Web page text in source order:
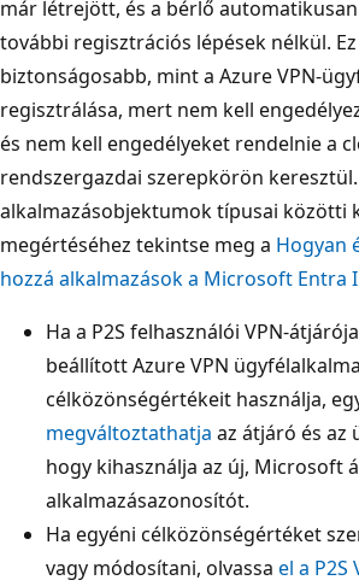
már létrejött, és a bérlő
további regisztrációs lépések nélkül.
biztonságosabb, mint a Azure VPN-
regisztrálása, mert nem kell
és nem kell engedélyeket rendelnie a
rendszergazdai szerepkörön keresztül.
alkalmazásobjektumok típusai közötti
megértéséhez tekintse meg a Hogyan
hozzá alkalmazások a Microsoft Entra
Ha a P2S felhasználói VPN-
beállított Azure VPN
célközönségértékeit használja,
megváltoztathatja az átjáró és az
hogy kihasználja az új, Microsoft
alkalmazásazonosítót.
Ha egyéni célközönségértéket
vagy módosítani, olvassa el a P2S